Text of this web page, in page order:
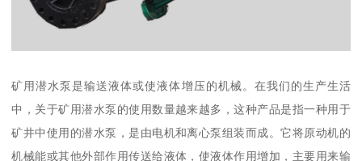
矿用潜水泵是输送液体或使液体增压的机械。在我们的生产生活
中，关于矿用潜水泵的使用数量越来越多，这种产品是指一种用于
矿井中使用的潜水泵，是由电机和离心泵组装而成。它将原动机的
机械能或其他外部作用传送给液体，使液体作用增加，主要用来输